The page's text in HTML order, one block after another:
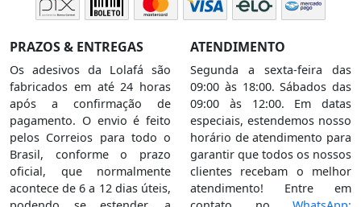
PRAZOS & ENTREGAS
Os adesivos da Lolafá são
fabricados em até 24 horas
após a confirmação de
pagamento. O envio é feito
pelos Correios para todo o
Brasil, conforme o prazo
oficial, que normalmente
acontece de 6 a 12 dias úteis,
ATENDIMENTO
Segunda a sexta-feira das
09:00 às 18:00. Sábados das
09:00 às 12:00. Em datas
especiais, estendemos nosso
horário de atendimento para
garantir que todos os nossos
clientes recebam o melhor
atendimento! Entre em